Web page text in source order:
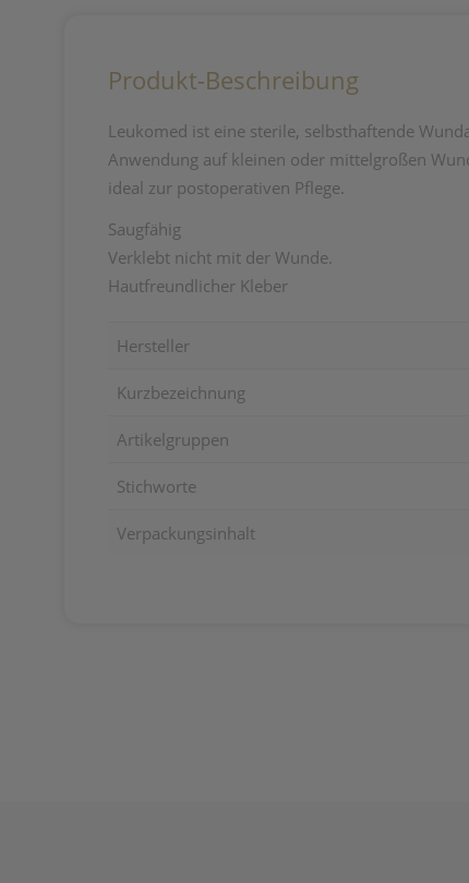
Produkt-Beschreibung
Leukomed ist eine sterile, selbsthaftende
Anwendung auf kleinen oder mittelgroßen
ideal zur postoperativen Pflege.
Saugfähig
Verklebt nicht mit der Wunde.
Hautfreundlicher Kleber
Hersteller
Kurzbezeichnung
Artikelgruppen
Stichworte
Verpackungsinhalt